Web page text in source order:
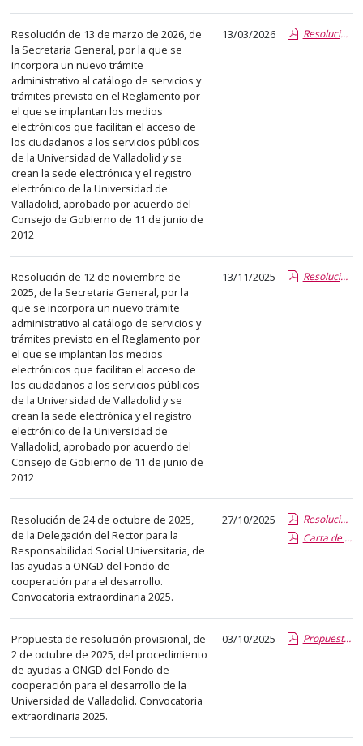
Resolución de 13 de marzo de 2026, de
la Secretaria General, por la que se
incorpora un nuevo trámite
administrativo al catálogo de servicios y
trámites previsto en el Reglamento por
el que se implantan los medios
electrónicos que facilitan el acceso de
los ciudadanos a los servicios públicos
de la Universidad de Valladolid y se
crean la sede electrónica y el registro
electrónico de la Universidad de
Valladolid, aprobado por acuerdo del
Consejo de Gobierno de 11 de junio de
2012
13/03/2026 Resolución teletrabajo PTGAS.pdf.pdf
Resolución de 12 de noviembre de
2025, de la Secretaria General, por la
que se incorpora un nuevo trámite
administrativo al catálogo de servicios y
trámites previsto en el Reglamento por
el que se implantan los medios
electrónicos que facilitan el acceso de
los ciudadanos a los servicios públicos
de la Universidad de Valladolid y se
crean la sede electrónica y el registro
electrónico de la Universidad de
Valladolid, aprobado por acuerdo del
Consejo de Gobierno de 11 de junio de
2012
13/11/2025 Resolución TPV Tarjeta.pdf.pdf
Resolución de 24 de octubre de 2025,
de la Delegación del Rector para la
Responsabilidad Social Universitaria, de
las ayudas a ONGD del Fondo de
cooperación para el desarrollo.
Convocatoria extraordinaria 2025.
27/10/2025
Resolucion convocatoria extraordinaria ONGD 2025.report.pdf.pdf
Carta de aceptación 2025 conv extraord.pdf.pdf
Propuesta de resolución provisional, de
2 de octubre de 2025, del procedimiento
de ayudas a ONGD del Fondo de
cooperación para el desarrollo de la
Universidad de Valladolid. Convocatoria
extraordinaria 2025.
03/10/2025 Propuesta de resolucion. Convocatoria extraordinaria ONGD 2025.pdf.pdf